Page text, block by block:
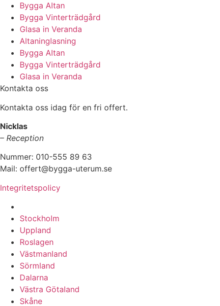
Bygga Altan
Bygga Vinterträdgård
Glasa in Veranda
Altaninglasning
Bygga Altan
Bygga Vinterträdgård
Glasa in Veranda
Kontakta oss
Kontakta oss idag för en fri offert.
Nicklas
– Reception
Nummer: 010-555 89 63
Mail: offert@bygga-uterum.se
Integritetspolicy
Stockholm
Uppland
Roslagen
Västmanland
Sörmland
Dalarna
Västra Götaland
Skåne